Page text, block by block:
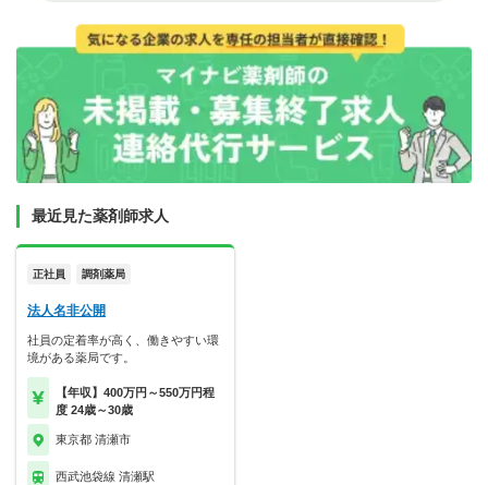
最近見た薬剤師求人
正社員 調剤薬局
法人名非公開
社員の定着率が高く、働きやすい環
境がある薬局です。
【年収】400万円～550万円程
度 24歳～30歳
東京都 清瀬市
西武池袋線 清瀬駅